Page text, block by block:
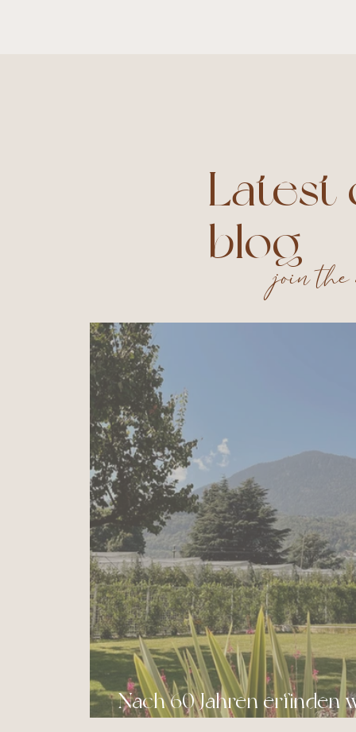
join
Latest
blog
Nach 60 Jahren erfinden